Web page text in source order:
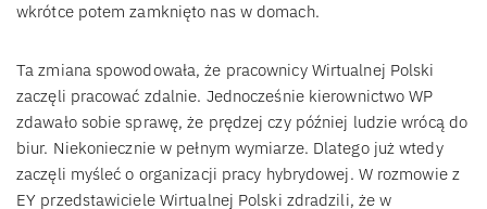
wkrótce potem zamknięto nas w domach.
Ta zmiana spowodowała, że pracownicy Wirtualnej Polski
zaczęli pracować zdalnie. Jednocześnie kierownictwo WP
zdawało sobie sprawę, że prędzej czy później ludzie wrócą do
biur. Niekoniecznie w pełnym wymiarze. Dlatego już wtedy
zaczęli myśleć o organizacji pracy hybrydowej. W rozmowie z
EY przedstawiciele Wirtualnej Polski zdradzili, że w